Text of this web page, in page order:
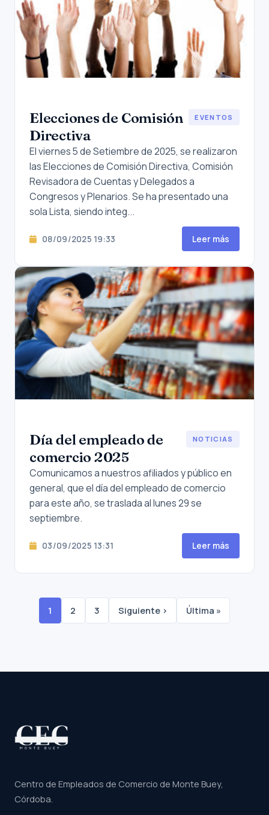
Elecciones de Comisión
Directiva
EVENTOS
El viernes 5 de Setiembre de 2025, se realizaron
las Elecciones de Comisión Directiva, Comisión
Revisadora de Cuentas y Delegados a
Congresos y Plenarios. Se ha presentado una
sola Lista, siendo integ...
08/09/2025 19:33 Leer más
Día del empleado de
comercio 2025
NOTICIAS
Comunicamos a nuestros afiliados y público en
general, que el día del empleado de comercio
para este año, se traslada al lunes 29 se
septiembre.
03/09/2025 13:31 Leer más
1 2 3 Siguiente › Última »
Centro de Empleados de Comercio de Monte Buey,
Córdoba.